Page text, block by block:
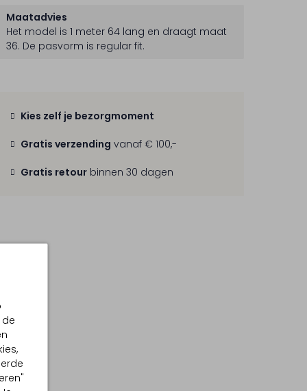
Maatadvies
Het model is 1 meter 64 lang en draagt maat
36. De pasvorm is regular fit.
Kies zelf je bezorgmoment
Gratis verzending vanaf € 100,-
Gratis retour binnen 30 dagen